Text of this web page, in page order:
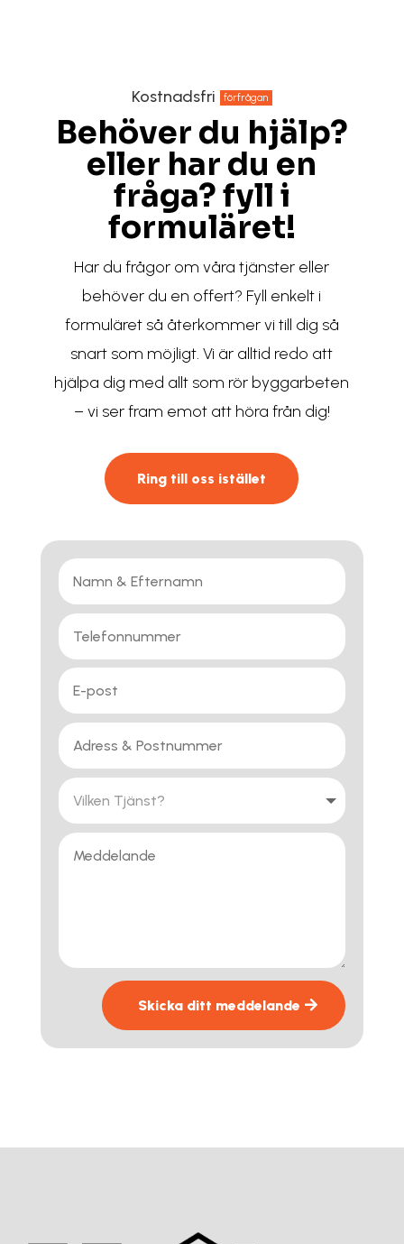
Kostnadsfri förfrågan
Behöver du hjälp?
eller har du en
fråga? fyll i
formuläret!
Har du frågor om våra tjänster eller
behöver du en offert? Fyll enkelt i
formuläret så återkommer vi till dig så
snart som möjligt. Vi är alltid redo att
hjälpa dig med allt som rör byggarbeten
– vi ser fram emot att höra från dig!
Ring till oss istället
Skicka ditt meddelande